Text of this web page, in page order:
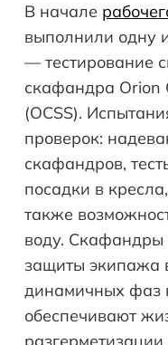
В начале
выполнили одну
— тестирование
скафандра Orion
(OCSS).
проверок:
скафандров,
посадки в
также
воду.
защиты экипажа
динамичных фаз
обеспечивают